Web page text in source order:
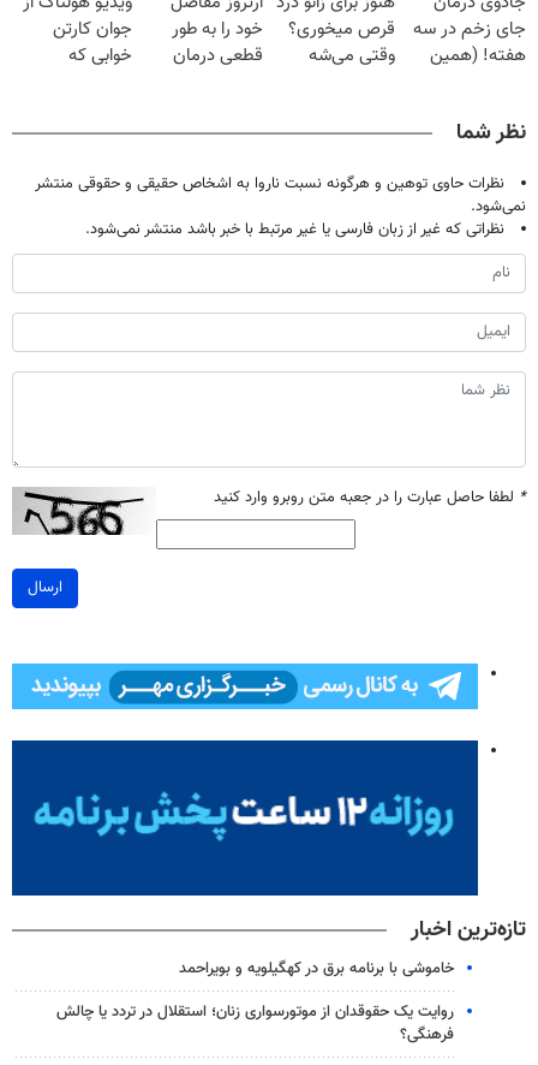
جای زخم در سه
هفته! (همین
قرص میخوری؟
وقتی می‌شه
خود را به طور
قطعی درمان
جوان کارتن
خوابی که
نظر شما
نظرات حاوی توهین و هرگونه نسبت ناروا به اشخاص حقیقی و حقوقی منتشر
نمی‌شود.
نظراتی که غیر از زبان فارسی یا غیر مرتبط با خبر باشد منتشر نمی‌شود.
* لطفا حاصل عبارت را در جعبه متن روبرو وارد کنید
ارسال
تازه‌ترین اخبار
خاموشی با برنامه برق در کهگیلویه و بویراحمد
روایت یک حقوقدان از موتورسواری زنان؛ استقلال در تردد یا چالش
فرهنگی؟